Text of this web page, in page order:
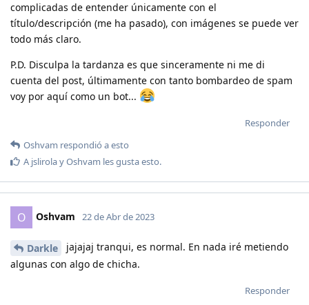
complicadas de entender únicamente con el
título/descripción (me ha pasado), con imágenes se puede ver
todo más claro.
P.D. Disculpa la tardanza es que sinceramente ni me di
cuenta del post, últimamente con tanto bombardeo de spam
voy por aquí como un bot...
Responder
Oshvam respondió a esto
A jslirolayOshvam les gusta esto.
O Oshvam 22 de Abr de 2023
Darkle
jajajaj tranqui, es normal. En nada iré metiendo
algunas con algo de chicha.
Responder